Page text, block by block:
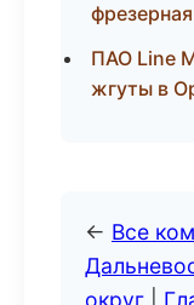
ПАО Line
жгуты в
← Все
округ